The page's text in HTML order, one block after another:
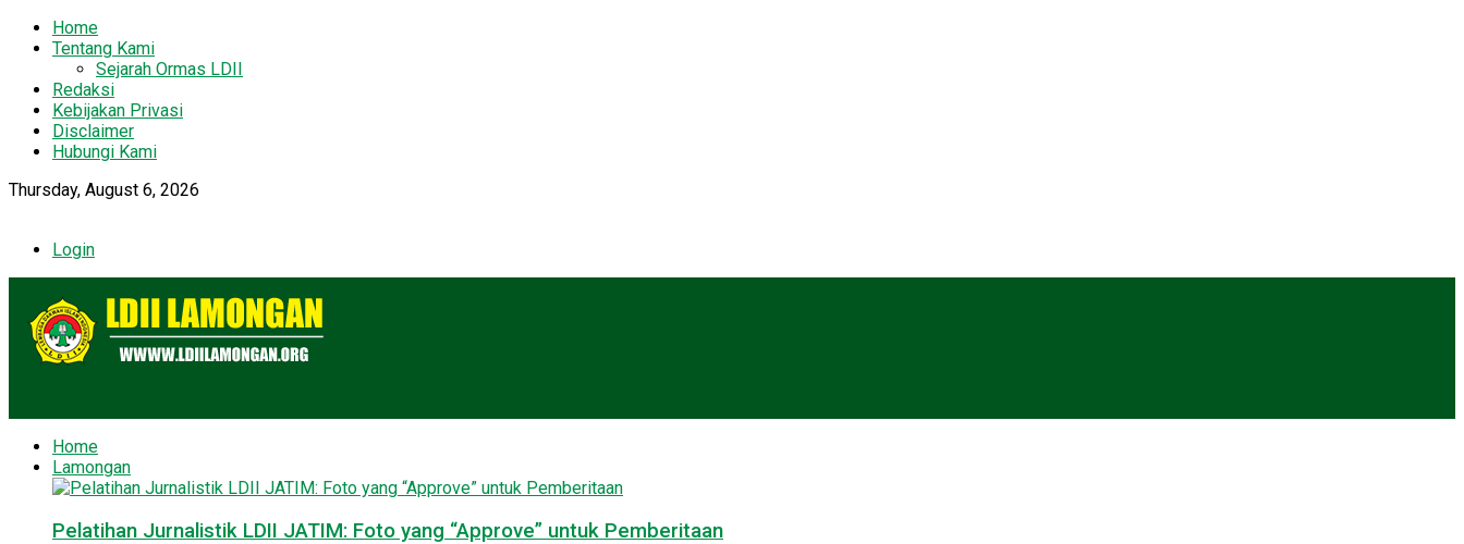
Home
Tentang Kami
Sejarah Ormas LDII
Redaksi
Kebijakan Privasi
Disclaimer
Hubungi Kami
Thursday, August 6, 2026
Login
Home
Lamongan
Pelatihan Jurnalistik LDII JATIM: Foto yang “Approve” untuk Pemberitaan